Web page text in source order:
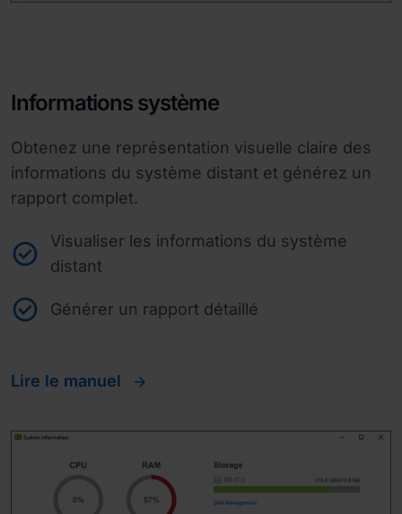
Informations système
Obtenez une représentation visuelle claire des
informations du système distant et générez un
rapport complet.
Visualiser les informations du système
distant
Générer un rapport détaillé
Lire le manuel